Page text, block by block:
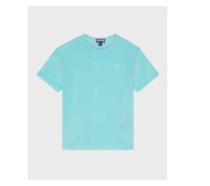
La Maison Vilebrequin
Reso